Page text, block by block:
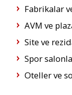
Fabrikalar
AVM ve
Site ve
Spor
Oteller ve